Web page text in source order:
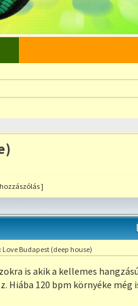
]
Love Budapest (deep house)
is akik a kellemes
Hiába 120 bpm környéke